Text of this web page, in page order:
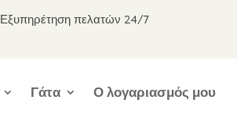
Εξυπηρέτηση πελατών 24/7
Γάτα Ο λογαριασμός μου